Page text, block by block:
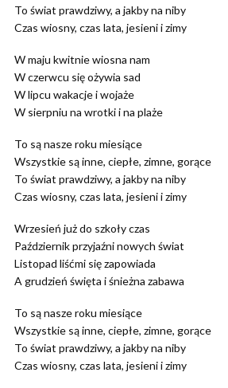
To świat prawdziwy, a jakby na niby
Czas wiosny, czas lata, jesieni i zimy
W maju kwitnie wiosna nam
W czerwcu się ożywia sad
W lipcu wakacje i wojaże
W sierpniu na wrotki i na plaże
To są nasze roku miesiące
Wszystkie są inne, ciepłe, zimne, gorące
To świat prawdziwy, a jakby na niby
Czas wiosny, czas lata, jesieni i zimy
Wrzesień już do szkoły czas
Październik przyjaźni nowych świat
Listopad liśćmi się zapowiada
A grudzień święta i śnieżna zabawa
To są nasze roku miesiące
Wszystkie są inne, ciepłe, zimne, gorące
To świat prawdziwy, a jakby na niby
Czas wiosny, czas lata, jesieni i zimy